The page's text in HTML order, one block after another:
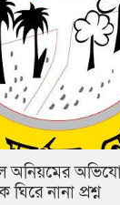
নানা প্রশ্ন